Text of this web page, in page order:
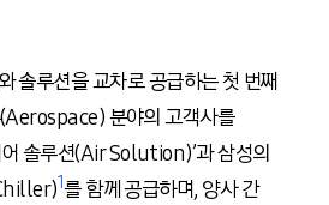
솔루션을 교차로 공급하는 첫 번째
분야의 고객사를
솔루션(Air Solution)’과 삼성의
1를 함께 공급하며, 양사 간